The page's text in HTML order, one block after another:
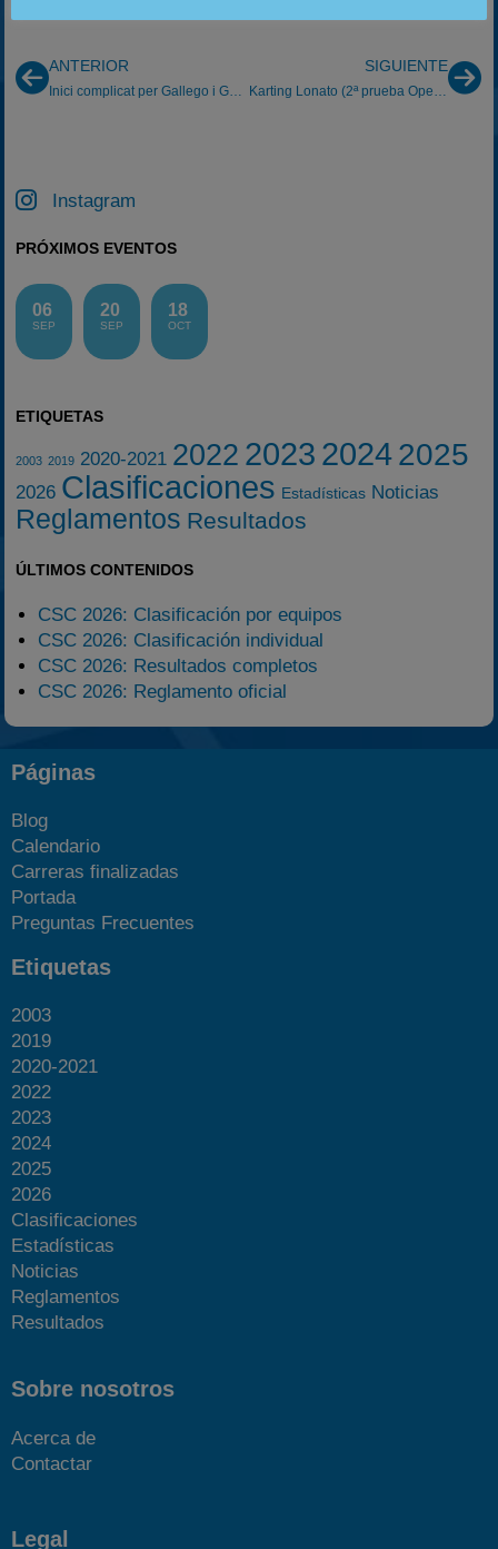
ANTERIOR SIGUIENTE
Instagram
PRÓXIMOS EVENTOS
06
SEP
20
SEP
18
OCT
ETIQUETAS
2003 2019 2020-2021 2022 2023 20242025
2026 Clasificaciones Estadísticas Noticias
Reglamentos Resultados
ÚLTIMOS CONTENIDOS
CSC 2026: Clasificación por equipos
CSC 2026: Clasificación individual
CSC 2026: Resultados completos
CSC 2026: Reglamento oficial
Páginas
Blog
Calendario
Carreras finalizadas
Portada
Preguntas Frecuentes
Etiquetas
2003
2019
2020-2021
2022
2023
2024
2025
2026
Clasificaciones
Estadísticas
Noticias
Reglamentos
Resultados
Sobre nosotros
Acerca de
Contactar
Legal